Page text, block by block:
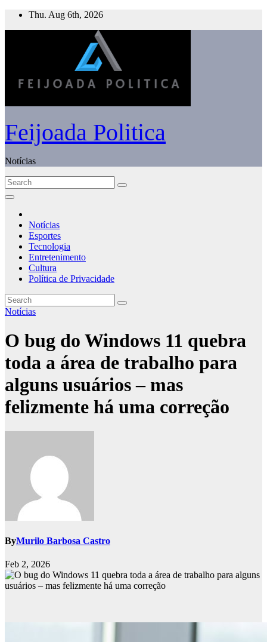
Skip
Thu. Aug 6th, 2026
Feijoada Politica
Notícias
Notícias
Esportes
Tecnologia
Entretenimento
Cultura
Política de Privacidade
Notícias
O bug do Windows 11 quebra
toda a área de trabalho para
alguns usuários – mas
felizmente há uma correção
ByMurilo Barbosa Castro
Feb 2, 2026